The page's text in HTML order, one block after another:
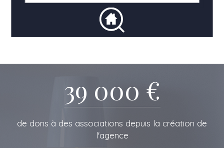
39 000 €
de dons à des associations depuis la création de
l'agence